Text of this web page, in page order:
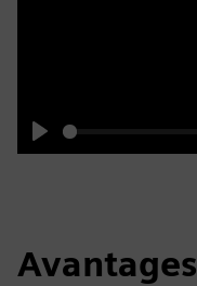
Play
Avantages